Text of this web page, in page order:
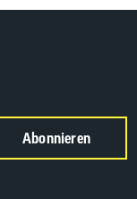
Abonnieren